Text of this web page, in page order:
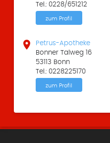
Tel.: 0228/651212
zum Profil

Petrus-Apotheke
Bonner Talweg 16
53113 Bonn
Tel.: 0228225170
zum Profil